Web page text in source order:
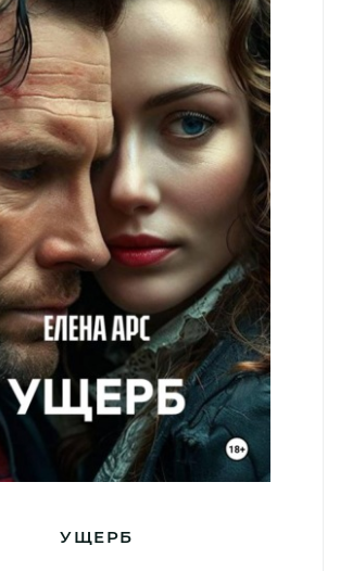
УЩЕРБ